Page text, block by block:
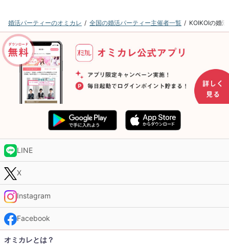
婚活パーティーのオミカレ 全国の婚活パーティー主催者一覧 KOIKOIの婚
LINE
X
Instagram
Facebook
オミカレとは？